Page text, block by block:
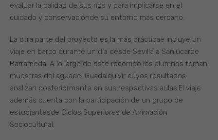
evaluar la calidad de sus ríos y para implicarse en el
cuidado y conservaciónde su entorno más cercano.
La otra parte del proyecto es la más prácticae incluye un
viaje en barco durante un día desde Sevilla a Sanlúcarde
Barrameda. A lo largo de este recorrido los alumnos toman
muestras del aguadel Guadalquivir cuyos resultados
analizan posteriormente en sus respectivas aulas.El viaje
además cuenta con la participación de un grupo de
estudiantesde Ciclos Superiores de Animación
Sociocultural.